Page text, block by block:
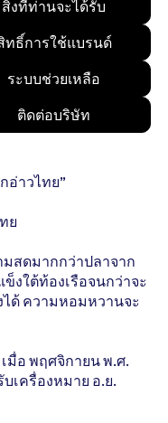
สิ่งที่ท่านจะได้รับ
ทธิ์การใช้แบรนด์
ระบบช่วยเหลือ
ติดต่อบริษัท
อ่าวไทย”
ย
มสดมากกว่าปลาจาก
งใต้ท้องเรือจนกว่าจะ
ได้ ความหอมหวานจะ
มื่อ พฤศจิกายน พ.ศ.
เครื่องหมาย อ.ย.